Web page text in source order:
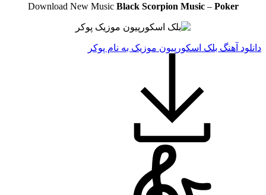
Download New Music Black Scorpion Music– Poker
دانلود آهنگ بلک اسکورپیون موزیک به نام پوکر